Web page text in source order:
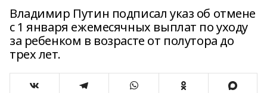
Владимир Путин подписал указ об отмене
с 1 января ежемесячных выплат по уходу
за ребенком в возрасте от полутора до
трех лет.